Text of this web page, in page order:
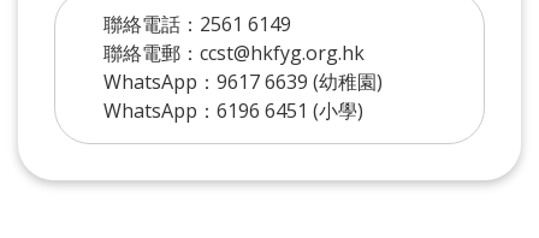
聯絡電話：2561 6149
聯絡電郵：ccst@hkfyg.org.hk
WhatsApp：9617 6639 (幼稚園)
WhatsApp：6196 6451 (小學)